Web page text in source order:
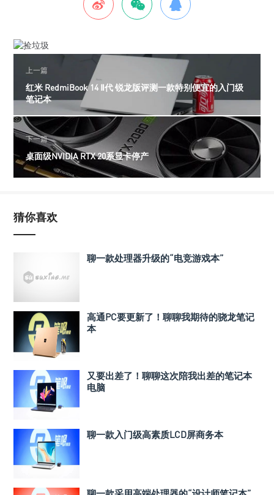
上一篇
红米 RedmiBook 14 Ⅱ代 锐龙版评测一款特别便宜的入门级
笔记本
下一篇
桌面级NVIDIA RTX 20系显卡停产
猜你喜欢
聊一款处理器升级的“电竞游戏本”
高通PC要更新了！聊聊我期待的骁龙笔记
本
又要出差了！聊聊这次陪我出差的笔记本
电脑
聊一款入门级高素质LCD屏商务本